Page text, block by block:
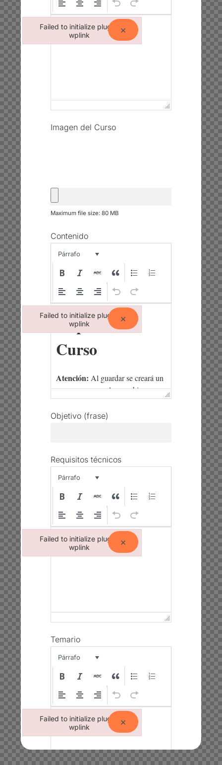
Imagen del Curso
Maximum file size: 80 MB
Contenido
Párrafo
Objetivo (frase)
Requisitos técnicos
Párrafo
Temario
Párrafo
Failed to initialize plugin:
wplink
×
Failed to initialize plugin: wplink
Failed to initialize plugin:
wplink
×
Failed to initialize plugin: wplink
Failed to initialize plugin:
wplink
×
Failed to initialize plugin: wplink
Failed to initialize plugin:
wplink
×
Failed to initialize plugin: wplink